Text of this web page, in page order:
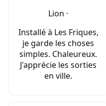
Lion ·
Installé à Les Friques,
je garde les choses
simples. Chaleureux.
J'apprécie les sorties
en ville.